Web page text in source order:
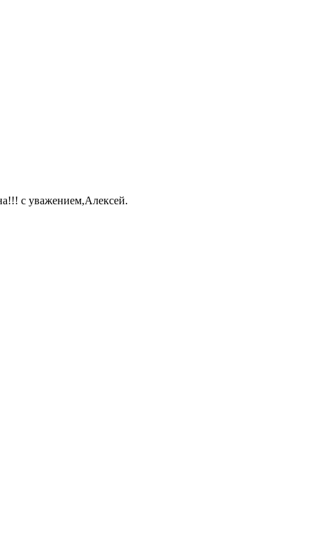
с уважением,Алексей.